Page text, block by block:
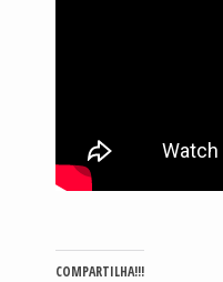
COMPARTILHA!!!